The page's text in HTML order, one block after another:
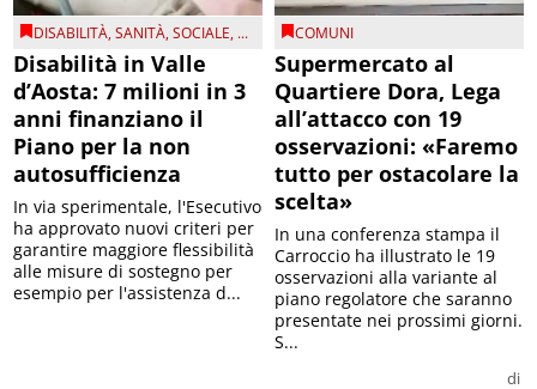
DISABILITÀ,SANITÀ,SOCIALE, ...
Disabilità in Valle
d’Aosta: 7 milioni in 3
anni finanziano il
Piano per la non
autosufficienza
In via sperimentale, l'Esecutivo
ha approvato nuovi criteri per
garantire maggiore flessibilità
alle misure di sostegno per
esempio per l'assistenza d...
COMUNI
Supermercato al
Quartiere Dora, Lega
all’attacco con 19
osservazioni: «Faremo
tutto per ostacolare la
scelta»
di
In una conferenza stampa il
Carroccio ha illustrato le 19
osservazioni alla variante al
piano regolatore che saranno
presentate nei prossimi giorni.
S...